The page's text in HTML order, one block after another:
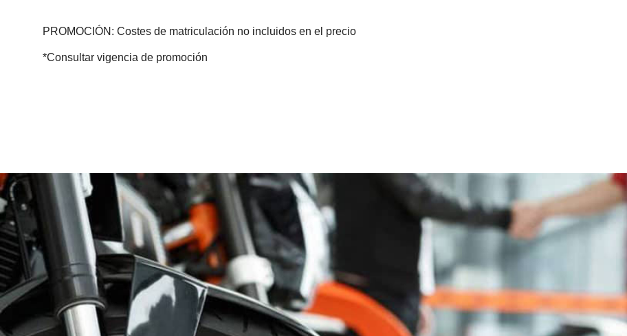
PROMOCIÓN: Costes de matriculación no incluidos en el precio
*Consultar vigencia de promoción